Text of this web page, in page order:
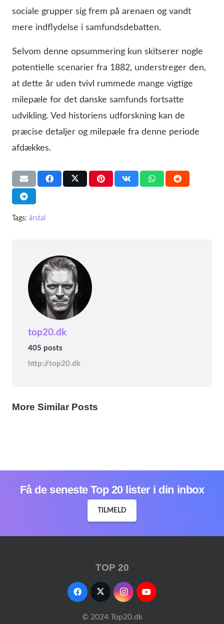
sociale grupper sig frem på arenaen og vandt
mere indflydelse i samfundsdebatten.
Selvom denne opsummering kun skitserer nogle
potentielle scenarier fra 1882, understreger den,
at dette år uden tvivl rummede mange vigtige
milepæle for det danske samfunds fortsatte
udvikling. Ved historiens udforskning kan de
præcise detaljer og milepæle fra denne periode
afdækkes.
Tags: årstal
top20.dk
405 posts
http://top20.dk
More Similar Posts
1 year ago
1 year ago
Få de seneste Top 20 lister i din inbox
TILMELD
TOP 20
© 2024 Top20.dk